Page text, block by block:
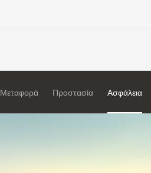
Μεταφορά Προστασία Ασφάλεια